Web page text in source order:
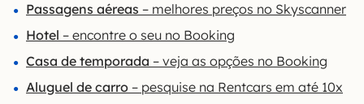
Passagens aéreas – melhores preços no Skyscanner
Hotel – encontre o seu no Booking
Casa de temporada – veja as opções no Booking
Aluguel de carro – pesquise na Rentcars em até 10x